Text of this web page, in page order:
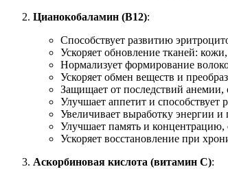
Цианокобаламин (В12):
Способствует развитию
Ускоряет обновление тканей:
Нормализует формирование
Ускоряет обмен веществ и
Защищает от последствий анемии,
Улучшает аппетит и способствует
Увеличивает выработку энергии
Улучшает память и концентрацию,
Ускоряет восстановление при
Аскорбиновая кислота (витамин С):